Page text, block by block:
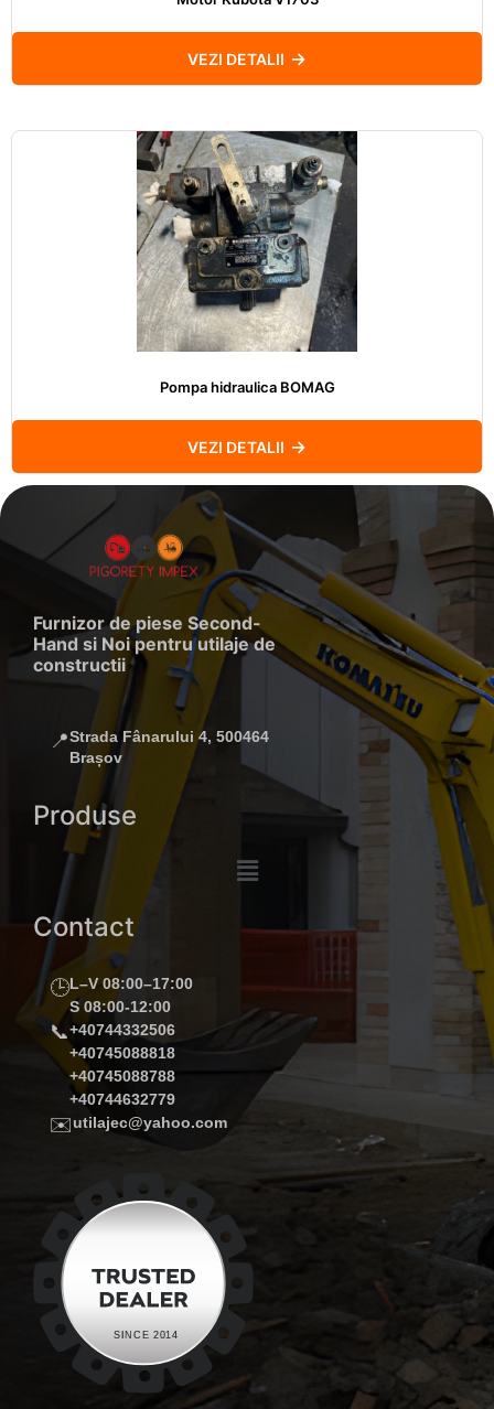
VEZI DETALII
Pompa hidraulica BOMAG
VEZI DETALII
Furnizor de piese Second-
Hand si Noi pentru utilaje de
constructii
📍Strada Fânarului 4, 500464
Brașov
Produse
Contact
🕒L–V 08:00–17:00
S 08:00-12:00
📞+40744332506
+40745088818
+40745088788
+40744632779
✉️utilajec@yahoo.com